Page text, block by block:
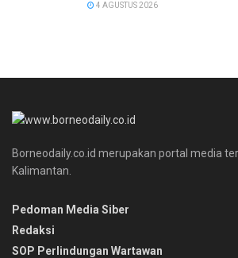
4 AGUSTUS 2026
Borneodaily.co.id merupakan portal media
Kalimantan.
Pedoman Media Siber
Redaksi
SOP Perlindungan Wartawan